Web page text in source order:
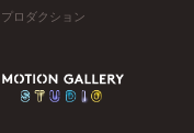
プロダクション